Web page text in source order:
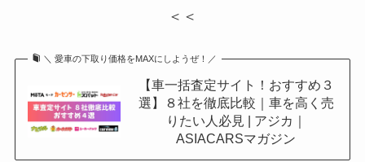
＜＜
＼ 愛車の下取り価格をMAXにしようぜ！／
【車一括査定サイト！おすすめ３
選】８社を徹底比較｜車を高く売
りたい人必見 | アジカ｜
ASIACARSマガジン